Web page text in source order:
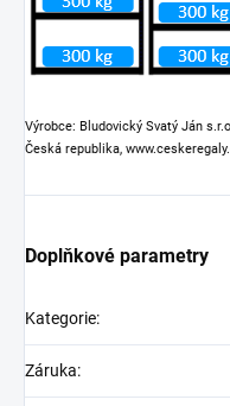
Výrobce: Bludovický Svatý Ján
Česká republika,
Doplňkové parametry
Kategorie:
Záruka: